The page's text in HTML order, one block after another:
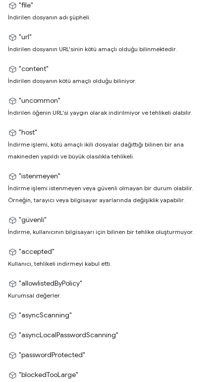
"file"
İndirilen dosyanın adı şüpheli.
"url"
İndirilen dosyanın URL'sinin kötü amaçlı olduğu bilinmektedir.
"content"
İndirilen dosyanın kötü amaçlı olduğu biliniyor.
"uncommon"
İndirilen öğenin URL'si yaygın olarak indirilmiyor ve tehlikeli olabilir.
"host"
İndirme işlemi, kötü amaçlı ikili dosyalar dağıttığı bilinen bir ana
makineden yapıldı ve büyük olasılıkla tehlikeli.
"istenmeyen"
İndirme işlemi istenmeyen veya güvenli olmayan bir durum olabilir.
Örneğin, tarayıcı veya bilgisayar ayarlarında değişiklik yapabilir.
"güvenli"
İndirme, kullanıcının bilgisayarı için bilinen bir tehlike oluşturmuyor.
"accepted"
Kullanıcı, tehlikeli indirmeyi kabul etti.
"allowlistedByPolicy"
Kurumsal değerler.
"asyncScanning"
"asyncLocalPasswordScanning"
"passwordProtected"
"blockedTooLarge"